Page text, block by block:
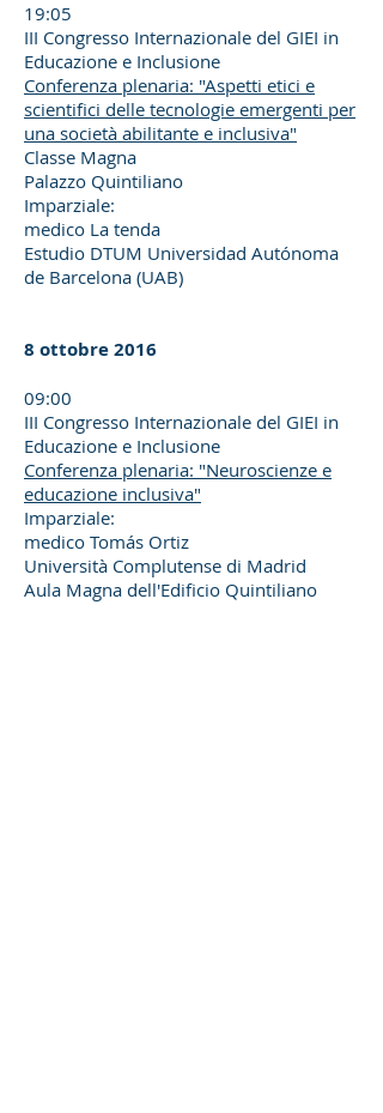
19:05
III Congresso Internazionale del GIEI in
Educazione e Inclusione
Conferenza plenaria: "Aspetti etici e
scientifici delle tecnologie emergenti per
una società abilitante e inclusiva"
Classe Magna
Palazzo Quintiliano
Imparziale:
medico La tenda
Estudio DTUM Universidad Autónoma
de Barcelona (UAB)
8 ottobre 2016
09:00
III Congresso Internazionale del GIEI in
Educazione e Inclusione
Conferenza plenaria: "Neuroscienze e
educazione inclusiva"
Imparziale:
medico Tomás Ortiz
Università Complutense di Madrid
Aula Magna dell'Edificio Quintiliano